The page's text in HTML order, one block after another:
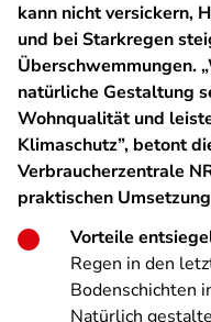
kann nicht versickern,
und bei Starkregen
Überschwemmungen.
natürliche Gestaltung
Wohnqualität und
Klimaschutz”, betont
Verbraucherzentrale
praktischen
Vorteile
Regen in den
Bodenschichten
Natürlich